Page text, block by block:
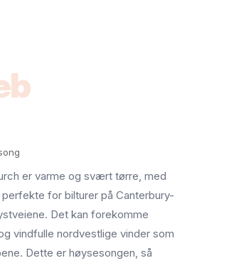
er varme og svært tørre, med
for bilturer på Canterbury-
Det kan forekomme
vindfulle nordvestlige vinder som
Dette er høysesongen, så